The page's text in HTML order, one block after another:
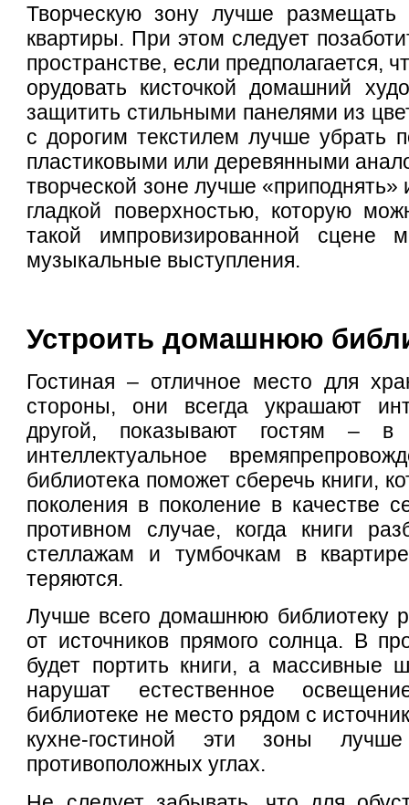
Творческую зону лучше размещать
квартиры. При этом следует
пространстве, если предполагается,
орудовать кисточкой домашний
защитить стильными панелями из
с дорогим текстилем лучше убрать
пластиковыми или деревянными
творческой зоне лучше «приподнять»
гладкой поверхностью, которую
такой импровизированной сцене
музыкальные выступления.
Устроить домашнюю
Гостиная – отличное место для
стороны, они всегда украшают
другой, показывают гостям –
интеллектуальное
библиотека поможет сберечь книги,
поколения в поколение в качестве
противном случае, когда книги
стеллажам и тумбочкам в
теряются.
Лучше всего домашнюю библиотеку
от источников прямого солнца. В
будет портить книги, а массивные
нарушат естественное
библиотеке не место рядом с
кухне-гостиной эти зоны
противоположных углах.